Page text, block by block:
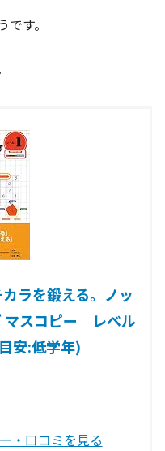
す。
ラを鍛える。ノッ
マスコピー レベル
安:低学年)
・口コミを見る